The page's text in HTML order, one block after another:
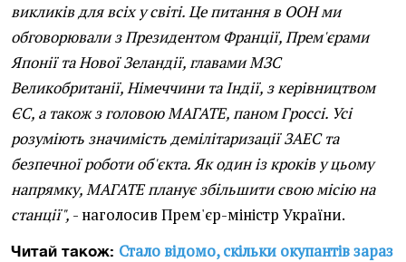
викликів для всіх у світі. Це питання в ООН ми
обговорювали з Президентом Франції, Прем'єрами
Японії та Нової Зеландії, главами МЗС
Великобританії, Німеччини та Індії, з керівництвом
ЄС, а також з головою МАГАТЕ, паном Гроссі. Усі
розуміють значимість демілітаризації ЗАЕС та
безпечної роботи об'єкта. Як один із кроків у цьому
напрямку, МАГАТЕ планує збільшити свою місію на
станції", - наголосив Прем'єр-міністр України.
Читай також: Стало відомо, скільки окупантів зараз